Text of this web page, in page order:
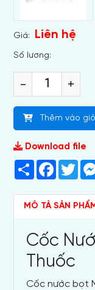
Giá: Liên hệ
Số lương:
- +
Thêm vào
Download file
Share
MÔ TẢ SẢN PHẨM
Cốc
Thuốc
Cốc nước bọt